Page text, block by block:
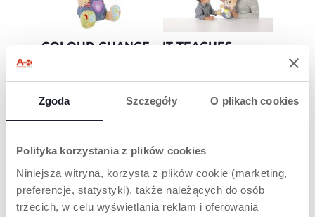
Zgoda Szczegóły O plikach cookies
Polityka korzystania z plików cookies
Niniejsza witryna, korzysta z plików cookie (marketing,
preferencje, statystyki), także należących do osób
trzecich, w celu wyświetlania reklam i oferowania
COLOUR-CHANGE
Teddy's heart changes
colour based on
emotions. With the 5
emotion cards
learn to associate
each emotion with
the colour and the
card that represents it
IT TEACHES
Teddy tells 5 stories
about primary
emotions (joy, sadness,
dislike, anger and fear)
recognize the emotions
express them